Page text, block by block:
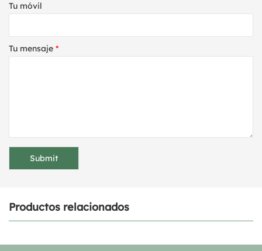
Tu móvil
Tu mensaje *
Productos relacionados